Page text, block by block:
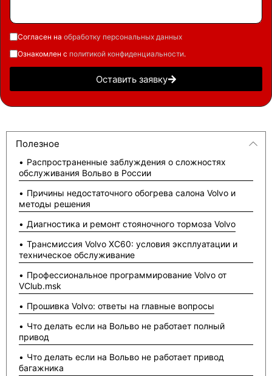
Согласен на обработку персональных данных
Ознакомлен с политикой конфиденциальности.
Оставить заявку
Полезное
Распространенные заблуждения о сложностях
обслуживания Вольво в России
Причины недостаточного обогрева салона Volvo и
методы решения
Диагностика и ремонт стояночного тормоза Volvo
Трансмиссия Volvo XC60: условия эксплуатации и
техническое обслуживание
Профессиональное программирование Volvo от
VClub.msk
Прошивка Volvo: ответы на главные вопросы
Что делать если на Вольво не работает полный
привод
Что делать если на Вольво не работает привод
багажника